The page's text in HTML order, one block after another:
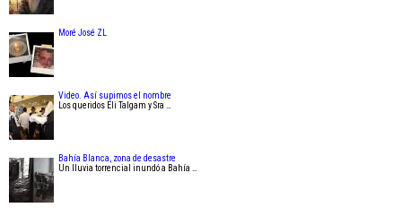
Moré José ZL
Video. Así supimos el nombre
Los queridos Eli Talgam y Sra …
Bahía Blanca, zona de desastre
Un lluvia torrencial inundó a Bahía …